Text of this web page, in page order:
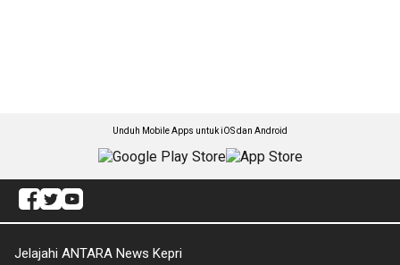
Unduh Mobile Apps untuk iOS dan Android
Jelajahi ANTARA News Kepri